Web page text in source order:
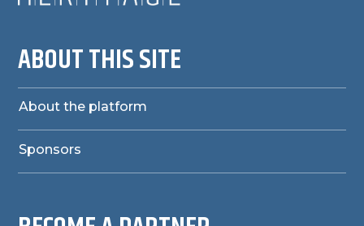
ABOUT THIS SITE
About the platform
Sponsors